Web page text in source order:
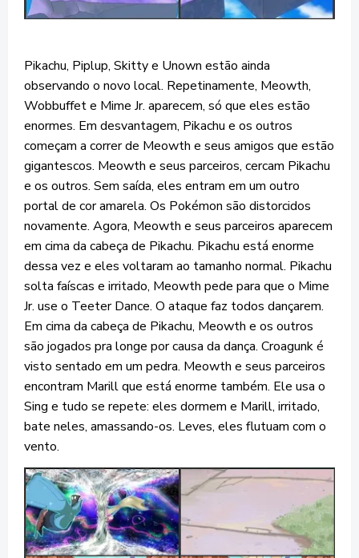
Pikachu, Piplup, Skitty e Unown estão ainda
observando o novo local. Repetinamente, Meowth,
Wobbuffet e Mime Jr. aparecem, só que eles estão
enormes. Em desvantagem, Pikachu e os outros
começam a correr de Meowth e seus amigos que estão
gigantescos. Meowth e seus parceiros, cercam Pikachu
e os outros. Sem saída, eles entram em um outro
portal de cor amarela. Os Pokémon são distorcidos
novamente. Agora, Meowth e seus parceiros aparecem
em cima da cabeça de Pikachu. Pikachu está enorme
dessa vez e eles voltaram ao tamanho normal. Pikachu
solta faíscas e irritado, Meowth pede para que o Mime
Jr. use o Teeter Dance. O ataque faz todos dançarem.
Em cima da cabeça de Pikachu, Meowth e os outros
são jogados pra longe por causa da dança. Croagunk é
visto sentado em um pedra. Meowth e seus parceiros
encontram Marill que está enorme também. Ele usa o
Sing e tudo se repete: eles dormem e Marill, irritado,
bate neles, amassando-os. Leves, eles flutuam com o
vento.